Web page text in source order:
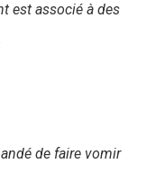
est associé à des
de faire vomir